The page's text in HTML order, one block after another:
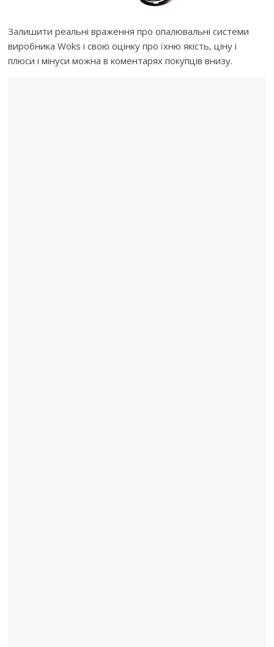
Залишити реальні враження про опалювальні системи
виробника Woks і свою оцінку про їхню якість, ціну і
плюси і мінуси можна в коментарях покупців внизу.